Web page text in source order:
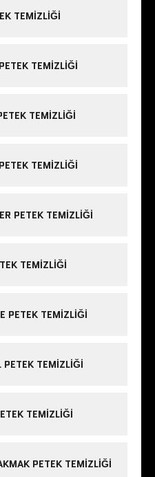
TEMIZLIĞI
TEMIZLIĞI
TEMIZLIĞI
TEMIZLIĞI
PETEK TEMIZLIĞI
TEMIZLIĞI
PETEK TEMIZLIĞI
TEMIZLIĞI
TEMIZLIĞI
PETEK TEMIZLIĞI